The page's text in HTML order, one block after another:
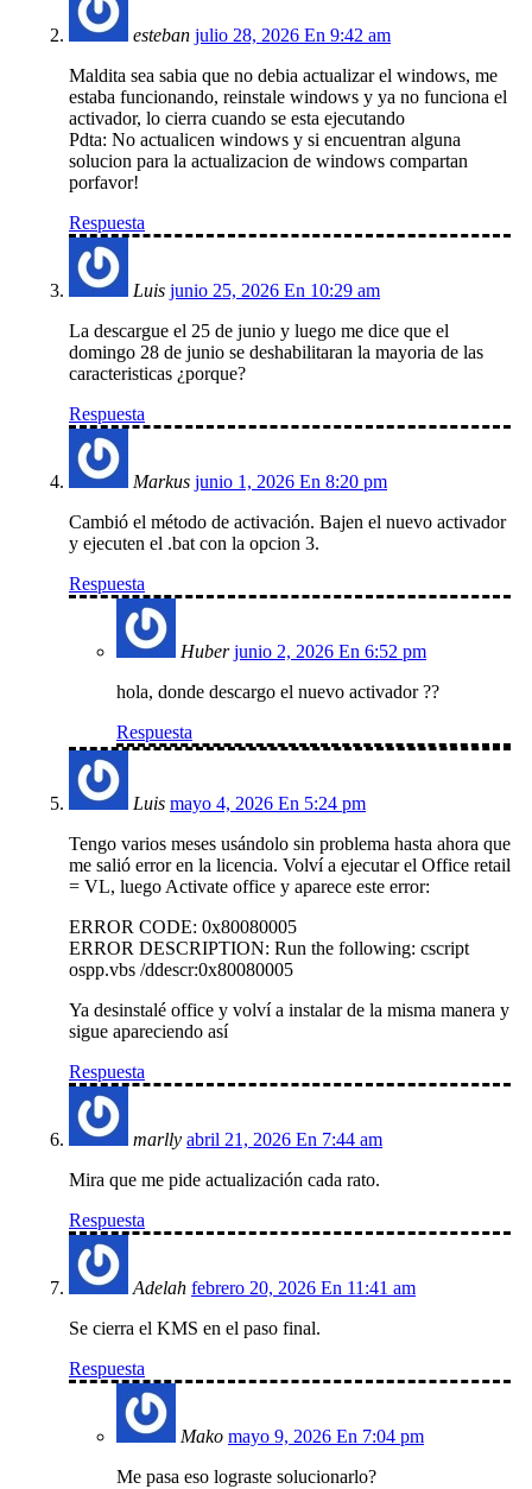
esteban julio 28, 2026 En 9:42 am
Maldita sea sabia que no debia actualizar el windows, me
estaba funcionando, reinstale windows y ya no funciona el
activador, lo cierra cuando se esta ejecutando
Pdta: No actualicen windows y si encuentran alguna
solucion para la actualizacion de windows compartan
porfavor!
Respuesta
Luis junio 25, 2026 En 10:29 am
La descargue el 25 de junio y luego me dice que el
domingo 28 de junio se deshabilitaran la mayoria de las
caracteristicas ¿porque?
Respuesta
Markus junio 1, 2026 En 8:20 pm
Cambió el método de activación. Bajen el nuevo activador
y ejecuten el .bat con la opcion 3.
Respuesta
Huber junio 2, 2026 En 6:52 pm
hola, donde descargo el nuevo activador ??
Respuesta
Luis mayo 4, 2026 En 5:24 pm
Tengo varios meses usándolo sin problema hasta ahora que
me salió error en la licencia. Volví a ejecutar el Office retail
= VL, luego Activate office y aparece este error:
ERROR CODE: 0x80080005
ERROR DESCRIPTION: Run the following: cscript
ospp.vbs /ddescr:0x80080005
Ya desinstalé office y volví a instalar de la misma manera y
sigue apareciendo así
Respuesta
marlly abril 21, 2026 En 7:44 am
Mira que me pide actualización cada rato.
Respuesta
Adelah febrero 20, 2026 En 11:41 am
Se cierra el KMS en el paso final.
Respuesta
Mako mayo 9, 2026 En 7:04 pm
Me pasa eso lograste solucionarlo?